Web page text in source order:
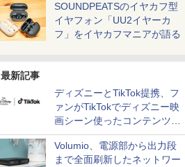
SOUNDPEATSのイヤカフ型
イヤフォン「UU2イヤーカ
フ」をイヤカフマニアが語る
最新記事
ディズニーとTikTok提携、フ
ァンがTikTokでディズニー映
画シーン使ったコンテンツ制
作、Disney+にも配信
Volumio、電源部から出力段
まで全面刷新したネットワー